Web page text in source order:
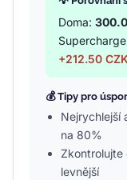
Doma:
+212.50
💰 Tipy pro
Nejrychlejší
na 80%
Zkontrolujte
levnější